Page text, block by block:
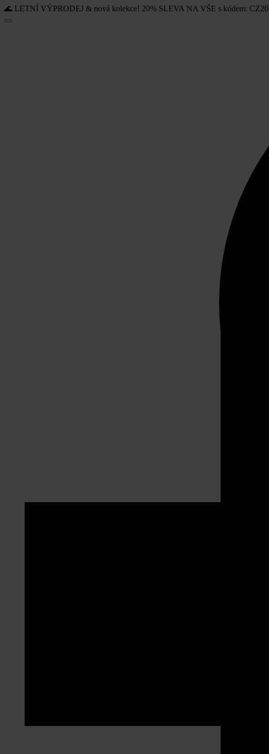
🌊 LETNÍ VÝPRODEJ & nová kolekce! 20% SLEVA NA VŠE s kódem: CZ20